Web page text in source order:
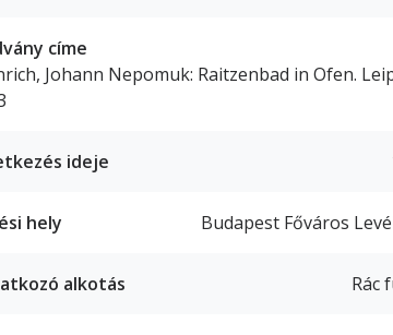
címe
Johann Nepomuk: Raitzenbad in Ofen.
ideje
hely Budapest Főváros
alkotás Rác